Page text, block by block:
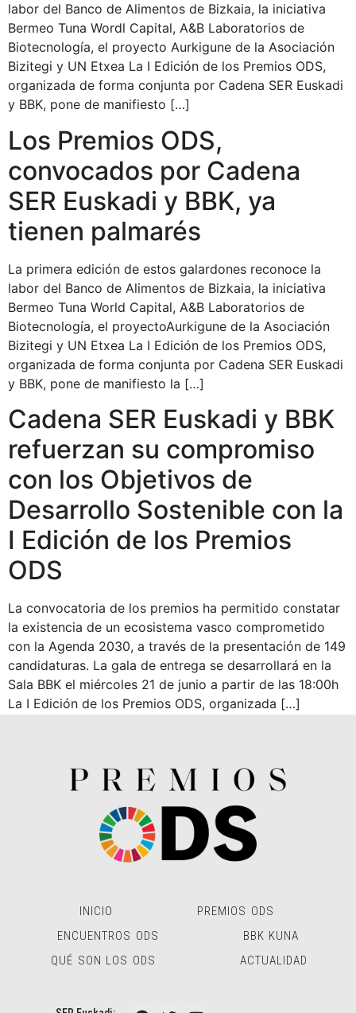
labor del Banco de Alimentos de Bizkaia, la iniciativa
Bermeo Tuna Wordl Capital, A&B Laboratorios de
Biotecnología, el proyecto Aurkigune de la Asociación
Bizitegi y UN Etxea La I Edición de los Premios ODS,
organizada de forma conjunta por Cadena SER Euskadi
y BBK, pone de manifiesto […]
Los Premios ODS,
convocados por Cadena
SER Euskadi y BBK, ya
tienen palmarés
La primera edición de estos galardones reconoce la
labor del Banco de Alimentos de Bizkaia, la iniciativa
Bermeo Tuna World Capital, A&B Laboratorios de
Biotecnología, el proyectoAurkigune de la Asociación
Bizitegi y UN Etxea La I Edición de los Premios ODS,
organizada de forma conjunta por Cadena SER Euskadi
y BBK, pone de manifiesto la […]
Cadena SER Euskadi y BBK
refuerzan su compromiso
con los Objetivos de
Desarrollo Sostenible con la
I Edición de los Premios
ODS
La convocatoria de los premios ha permitido constatar
la existencia de un ecosistema vasco comprometido
con la Agenda 2030, a través de la presentación de 149
candidaturas. La gala de entrega se desarrollará en la
Sala BBK el miércoles 21 de junio a partir de las 18:00h
La I Edición de los Premios ODS, organizada […]
INICIO
PREMIOS ODS
ENCUENTROS ODS
BBK KUNA
QUÉ SON LOS ODS
ACTUALIDAD